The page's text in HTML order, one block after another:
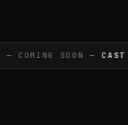
COMING SOON —CAST ME